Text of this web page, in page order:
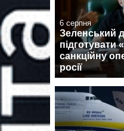
6 серпня
Зеленський
підготувати
санкційну
росії